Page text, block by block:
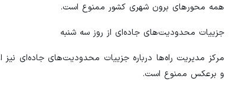
همه محورهای برون شهری کشور ممنوع است.
جزییات محدودیت‌های جاده‌ای از روز سه شنبه
مرکز مدیریت راه‌ها درباره جزییات محدودیت‌های جاده‌ای
و برعکس ممنوع است.